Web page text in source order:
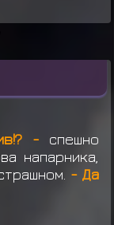
- спешно
напарника,
- Да